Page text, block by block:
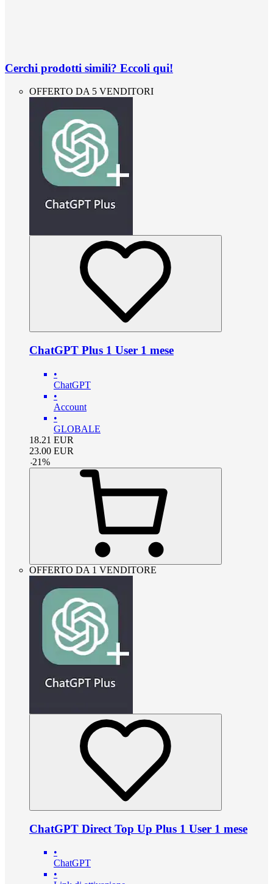
Cerchi prodotti simili? Eccoli qui!
OFFERTO DA 5 VENDITORI
ChatGPT Plus 1 User 1 mese
•
ChatGPT
•
Account
•
GLOBALE
18.21 EUR
23.00 EUR
-21%
OFFERTO DA 1 VENDITORE
ChatGPT Direct Top Up Plus 1 User 1 mese
•
ChatGPT
•